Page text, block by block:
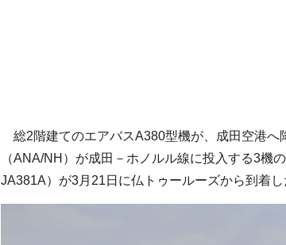
総2階建てのエアバスA380型機が、成田空港へ
（ANA/NH）が成田－ホノルル線に投入する3機
JA381A）が3月21日に仏トゥールーズから到着し